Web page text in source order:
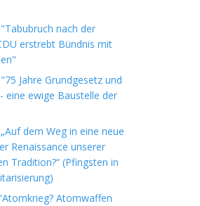
nach der
erstrebt Bündnis mit
Jahre Grundgesetz und
eine ewige Baustelle der
dem Weg in eine neue
Renaissance unserer
Tradition?“ (Pfingsten in
Atomwaffen